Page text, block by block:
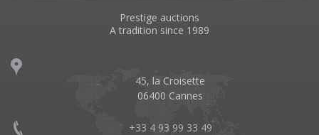
Prestige auctions
A tradition since 1989
45, la Croisette
06400 Cannes
+33 4 93 99 33 49